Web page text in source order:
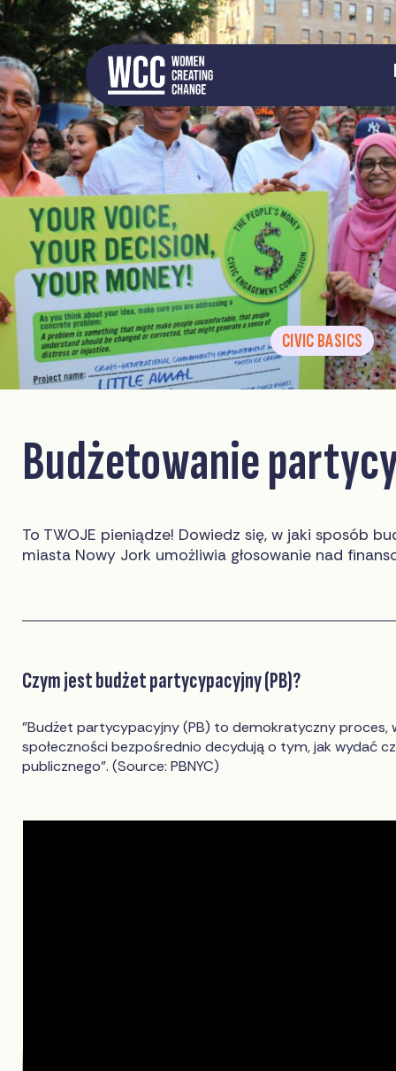
CIVIC BASICS
Budżetowanie
To TWOJE pieniądze! Dowiedz się, w jaki sposób
miasta Nowy Jork umożliwia głosowanie nad
Czym jest budżet partycypacyjny (PB)?
"Budżet partycypacyjny (PB) to demokratyczny proces,
społeczności bezpośrednio decydują o tym, jak wydać
publicznego". (Source: PBNYC)